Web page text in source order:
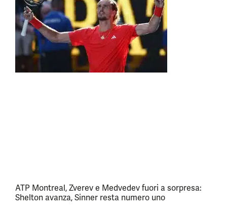
ATP Montreal, Zverev e Medvedev fuori a sorpresa:
Shelton avanza, Sinner resta numero uno